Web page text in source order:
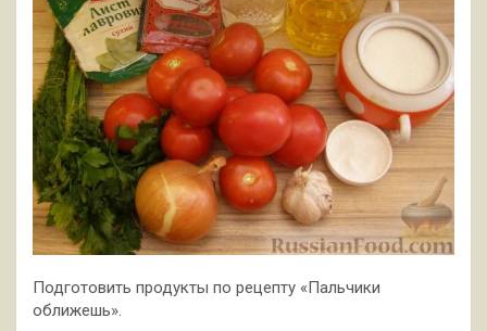
Подготовить продукты по рецепту «Пальчики
оближешь».